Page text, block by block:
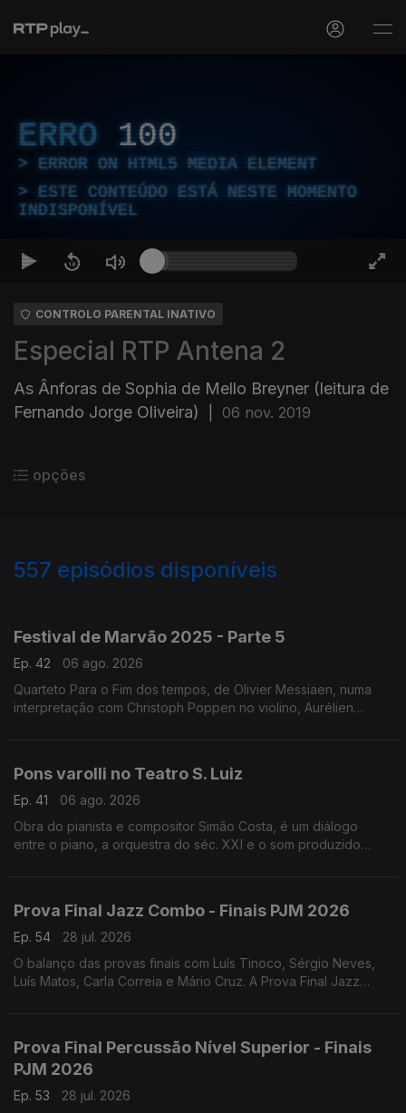
ERRO 100
ERROR ON HTML5 MEDIA ELEMENT
ESTE CONTEÚDO ESTÁ NESTE MOMENTO
INDISPONÍVEL
CONTROLO PARENTAL INATIVO
Especial RTP Antena 2
As Ânforas de Sophia de Mello Breyner (leitura de
Fernando Jorge Oliveira)
06 nov. 2019
opções
557 episódios disponíveis
Festival de Marvão 2025 - Parte 5
Ep. 42
06 ago. 2026
Quarteto Para o Fim dos tempos, de Olivier Messiaen, numa
interpretação com Christoph Poppen no violino, Aurélien
Pons varolli no Teatro S. Luiz
Ep. 41
06 ago. 2026
Obra do pianista e compositor Simão Costa, é um diálogo
entre o piano, a orquestra do séc. XXI e o som produzido
Prova Final Jazz Combo - Finais PJM 2026
Ep. 54
28 jul. 2026
O balanço das provas finais com Luís Tinoco, Sérgio Neves,
Luís Matos, Carla Correia e Mário Cruz. A Prova Final Jazz
Prova Final Percussão Nível Superior - Finais
PJM 2026
Ep. 53
28 jul. 2026